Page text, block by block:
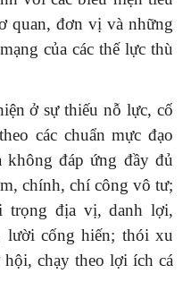
quan, đơn vị và những
của các thế lực thù
ở sự thiếu nỗ lực, cố
các chuẩn mực đạo
không đáp ứng đầy đủ
chính, chí công vô tư;
trọng địa vị, danh lợi,
lười cống hiến; thói xu
chạy theo lợi ích cá